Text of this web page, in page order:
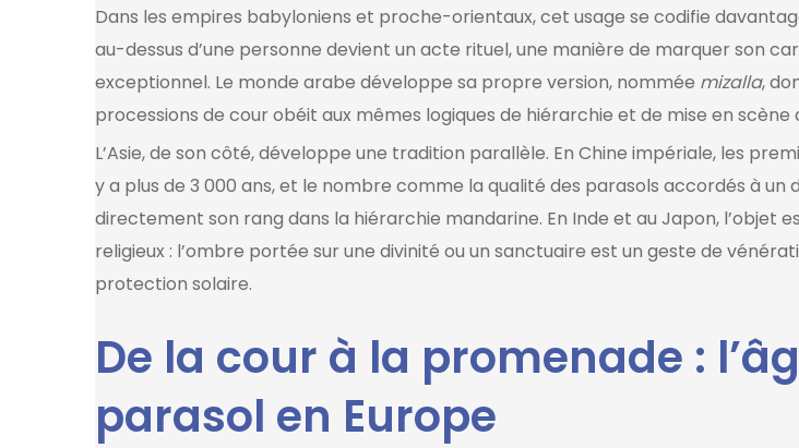
Dans les empires babyloniens et proche-orientaux, cet usage se codifie
au-dessus d’une personne devient un acte rituel, une manière de marquer son
exceptionnel. Le monde arabe développe sa propre version, nommée mizalla,
processions de cour obéit aux mêmes logiques de hiérarchie et de mise en scène
L’Asie, de son côté, développe une tradition parallèle. En Chine impériale, les
y a plus de 3 000 ans, et le nombre comme la qualité des parasols accordés à un
directement son rang dans la hiérarchie mandarine. En Inde et au Japon, l’objet
religieux : l’ombre portée sur une divinité ou un sanctuaire est un geste de
protection solaire.
De la cour à la promenade :
parasol en Europe